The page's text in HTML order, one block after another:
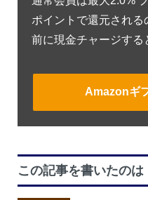
ポイントで還元され
前に現金チャージする
Amazonギ
この記事を書いたのは